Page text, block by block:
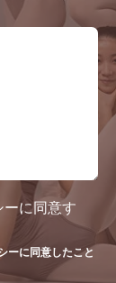
に同意す
ーに同意したこと